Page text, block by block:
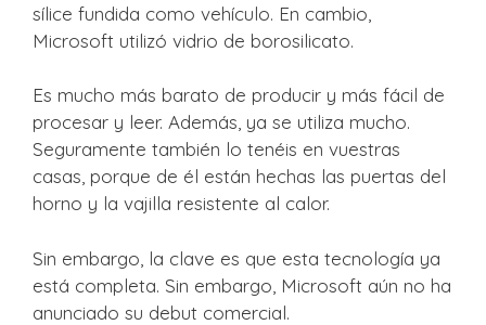
sílice fundida como vehículo. En cambio,
Microsoft utilizó vidrio de borosilicato.
Es mucho más barato de producir y más fácil de
procesar y leer. Además, ya se utiliza mucho.
Seguramente también lo tenéis en vuestras
casas, porque de él están hechas las puertas del
horno y la vajilla resistente al calor.
Sin embargo, la clave es que esta tecnología ya
está completa. Sin embargo, Microsoft aún no ha
anunciado su debut comercial.